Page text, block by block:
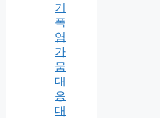
기
폭
염
가
뭄
대
응
대